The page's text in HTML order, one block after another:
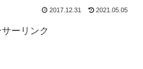
2017.12.31 2021.05.05
ーリンク